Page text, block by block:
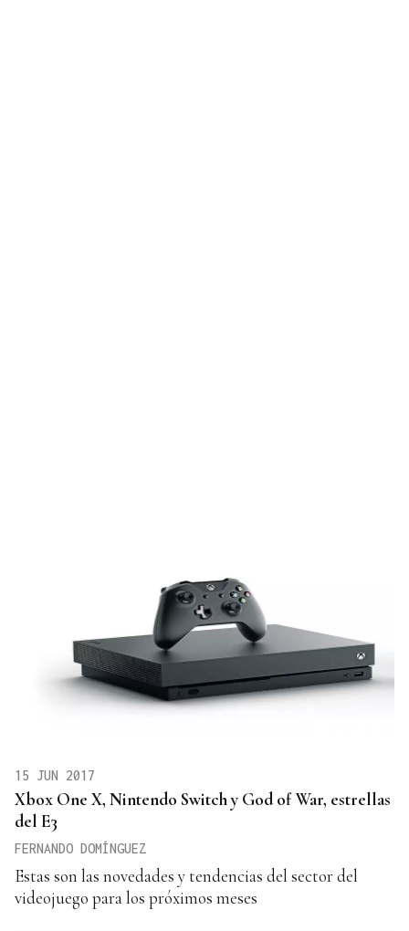
15 JUN 2017
Xbox One X, Nintendo Switch y God of War, estrellas
del E3
FERNANDO DOMÍNGUEZ
Estas son las novedades y tendencias del sector del
videojuego para los próximos meses